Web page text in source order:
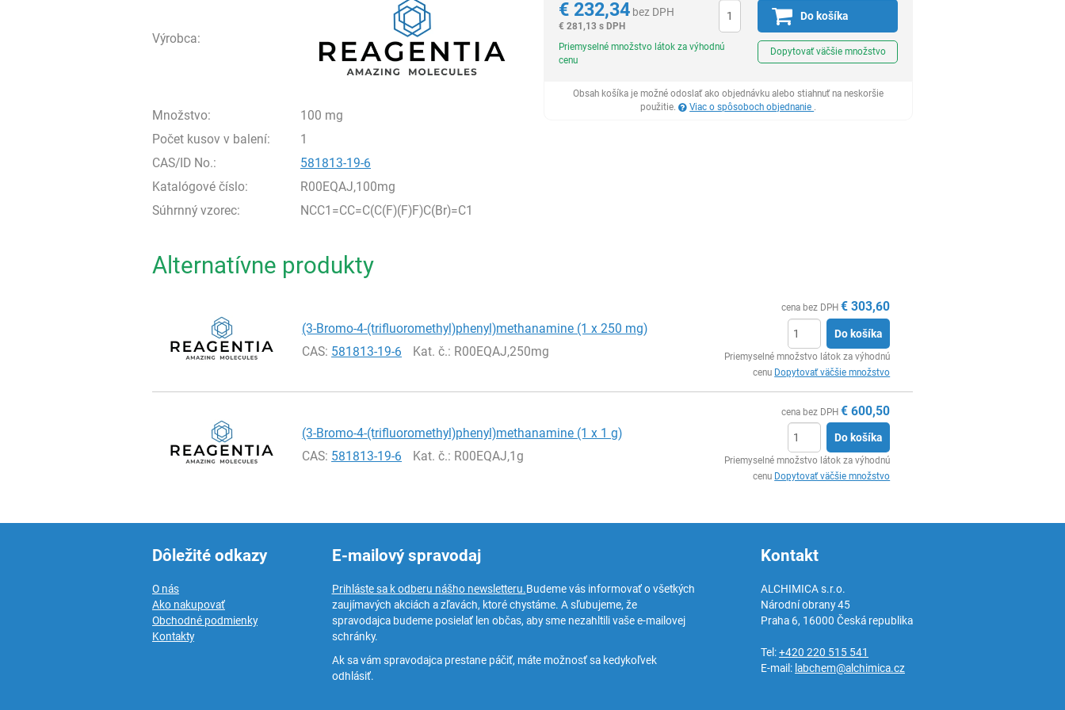
Výrobca:
Množstvo:
100 mg
Počet kusov v balení:
1
CAS/ID No.:
581813-19-6
Katalógové číslo:
R00EQAJ,100mg
Súhrnný vzorec:
NCC1=CC=C(C(F)(F)F)C(Br)=C1
€232,34 bez DPH
€ 281,13 s DPH
Ks
Do košíka
Priemyselné množstvo látok za výhodnú
cenu
Dopytovať väčšie množstvo
Obsah košíka je možné odoslať ako objednávku alebo stiahnuť na neskoršie
použitie.
Viac o spôsoboch objednanie .
Alternatívne produkty
(3-Bromo-4-(trifluoromethyl)phenyl)methanamine (1 x 250 mg)
CAS: 581813-19-6 Kat. č.: R00EQAJ,250mg
cena bez DPH € 303,60
Do košíka
Priemyselné množstvo látok za výhodnú
cenu Dopytovať väčšie množstvo
(3-Bromo-4-(trifluoromethyl)phenyl)methanamine (1 x 1 g)
CAS: 581813-19-6 Kat. č.: R00EQAJ,1g
cena bez DPH € 600,50
Do košíka
Priemyselné množstvo látok za výhodnú
cenu Dopytovať väčšie množstvo
Dôležité odkazy
O nás
Ako nakupovať
Obchodné podmienky
Kontakty
E-mailový spravodaj
Prihláste sa k odberu nášho newsletteru.Budeme vás informovať o všetkých
zaujímavých akciách a zľavách, ktoré chystáme. A sľubujeme, že
spravodajca budeme posielať len občas, aby sme nezahltili vaše e-mailovej
schránky.
Ak sa vám spravodajca prestane páčiť, máte možnosť sa kedykoľvek
odhlásiť.
Kontakt
ALCHIMICA s.r.o.
Národní obrany 45
Praha 6, 16000 Česká republika
Tel:+420 220 515 541
E-mail: labchem@alchimica.cz